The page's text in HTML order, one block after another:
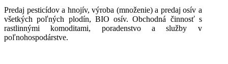
Predaj pesticídov a hnojív, výroba (množenie) a predaj osív a
všetkých poľných plodín, BIO osív. Obchodná činnosť s
rastlinnými komoditami, poradenstvo a služby v
poľnohospodárstve.